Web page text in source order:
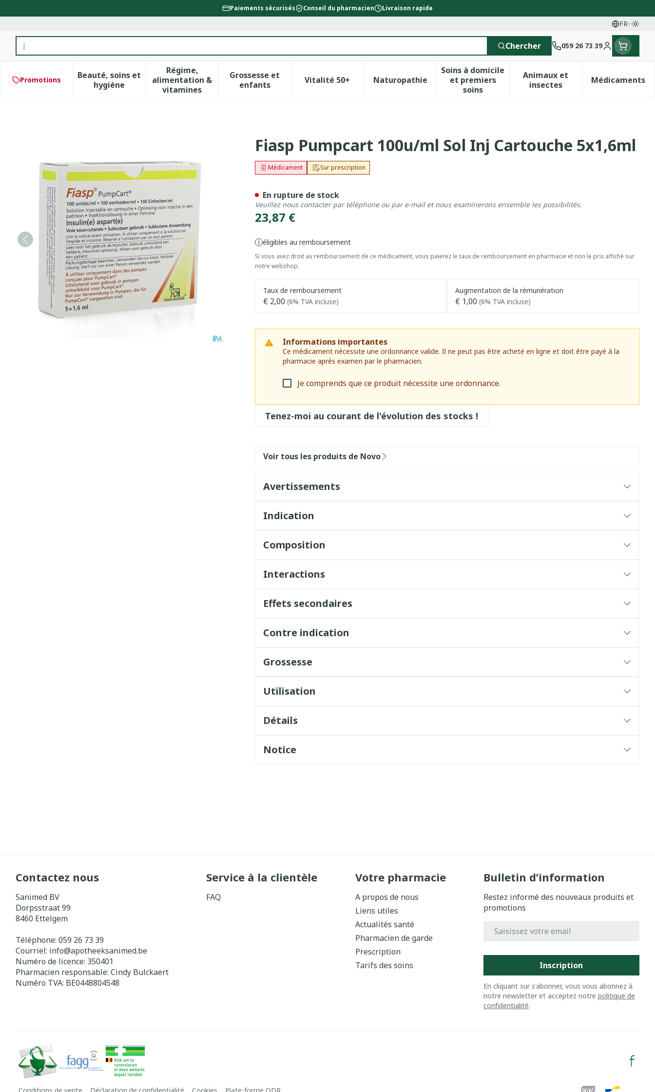
Paiements sécurisés Conseil du pharmacien Livraison rapide
FR
Langues
Rechercher
Chercher 059 26 73 39
Menu client
Promotions
Beauté, soins et
hygièneAfficher le sous-menu pour la catégorie Beauté, soins et hygiène
Régime,
alimentation &
vitamines
Afficher le sous-menu pour la catégorie Régime, alimentation & vitamines
Grossesse et
enfants
Afficher le sous-menu pour la catégorie Grossesse et enfants
Vitalité 50+Afficher le sous-menu pour la catégorie Vitalité 50+
NaturopathieAfficher le sous-menu pour la catégorie Naturopathie
Soins à domicile
et premiers
soins
Afficher le sous-menu pour la catégorie
Animaux et
insectesAfficher le sous-menu
Médicaments
Afficher
Fiasp Pumpcart 100u/ml Sol Inj Cartouche 5x1,6mlFiasp Pumpcart 100u/ml Sol Inj Cartouche 5x1,6ml
Sur prescription
Médicament
23,87 €
éligibles au remboursement
Si vous avez droit au remboursement de ce médicament, vous paierez le taux de remboursement en pharmacie et non le prix affiché sur
notre webshop.
Taux de remboursement
€ 2,00 (6% TVA incluse)
Augmentation de la rémunération
€ 1,00 (6% TVA incluse)
Informations importantes
Ce médicament nécessite une ordonnance valide. Il ne peut pas être acheté en ligne et doit être payé à la
pharmacie après examen par le pharmacien.
Je comprends que ce produit nécessite une ordonnance.
Tenez-moi au courant de l'évolution des stocks !
En rupture de stock
Veuillez nous contacter par téléphone ou par e-mail et nous examinerons ensemble les possibilités.
Voir tous les produits de Novo
Avertissements
Indication
Composition
Interactions
Effets secondaires
Contre indication
Grossesse
Utilisation
Détails
Notice
Contactez nous
Sanimed BV
Dorpsstraat 99
8460 Ettelgem
Téléphone: 059 26 73 39
Courriel: info@apotheeksanimed.be
Numéro de licence: 350401
Pharmacien responsable: Cindy Bulckaert
Numéro TVA: BE0448804548
Service à la clientèle
FAQ
Votre pharmacie
A propos de nous
Liens utiles
Actualités santé
Pharmacien de garde
Prescription
Tarifs des soins
Bulletin d’information
Restez informé des nouveaux produits et
promotions
Inscription
En cliquant sur s'abonner, vous vous abonnez à
notre newsletter et acceptez notre politique de
confidentialité.